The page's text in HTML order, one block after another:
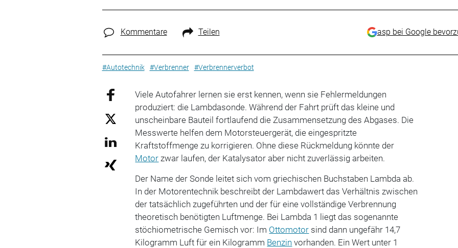
Kommentare Teilen asp bei Google
#Autotechnik #Verbrenner #Verbrennerverbot
Viele Autofahrer lernen sie erst kennen, wenn sie Fehlermeldungen
produziert: die Lambdasonde. Während der Fahrt prüft das kleine und
unscheinbare Bauteil fortlaufend die Zusammensetzung des Abgases. Die
Messwerte helfen dem Motorsteuergerät, die eingespritzte
Kraftstoffmenge zu korrigieren. Ohne diese Rückmeldung könnte der
Motor zwar laufen, der Katalysator aber nicht zuverlässig arbeiten.
Der Name der Sonde leitet sich vom griechischen Buchstaben Lambda ab.
In der Motorentechnik beschreibt der Lambdawert das Verhältnis zwischen
der tatsächlich zugeführten und der für eine vollständige Verbrennung
theoretisch benötigten Luftmenge. Bei Lambda 1 liegt das sogenannte
stöchiometrische Gemisch vor: Im Ottomotor sind dann ungefähr 14,7
Kilogramm Luft für ein Kilogramm Benzin vorhanden. Ein Wert unter 1